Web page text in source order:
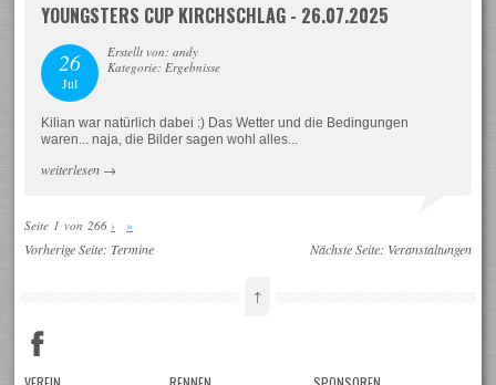
YOUNGSTERS CUP KIRCHSCHLAG - 26.07.2025
26
Jul
Erstellt von: andy
Kategorie: Ergebnisse
Kilian war natürlich dabei :) Das Wetter und die Bedingungen
waren... naja, die Bilder sagen wohl alles...
weiterlesen →
Seite 1 von 266 › »
Vorherige Seite:Termine Nächste Seite: Veranstaltungen
↑